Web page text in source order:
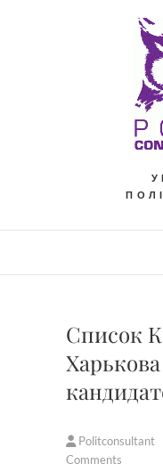
Список
Politconsultant
Comments